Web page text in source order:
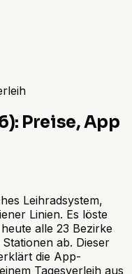
Preise, App
Leihradsystem,
Linien. Es löste
alle 23 Bezirke
ab. Dieser
die App-
Tagesverleih aus